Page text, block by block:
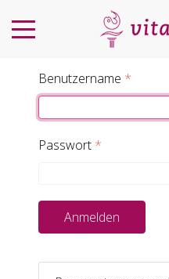
Benutzername *
Passwort *
Anmelden